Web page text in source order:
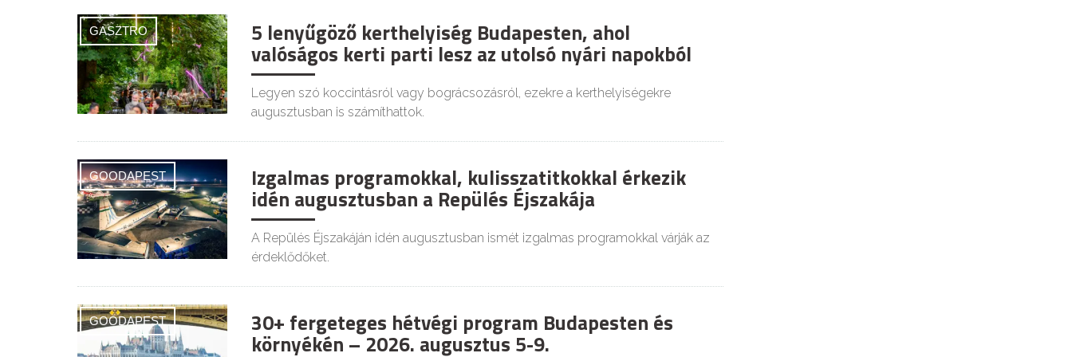
GASZTRO 5 lenyűgöző kerthelyiség Budapesten, ahol
valóságos kerti parti lesz az utolsó nyári napokból
Legyen szó koccintásról vagy bográcsozásról, ezekre a kerthelyiségekre
augusztusban is számíthattok.
GOODAPEST Izgalmas programokkal, kulisszatitkokkal érkezik
idén augusztusban a Repülés Éjszakája
A Repülés Éjszakáján idén augusztusban ismét izgalmas programokkal várják az
érdeklődőket.
GOODAPEST 30+ fergeteges hétvégi program Budapesten és
környékén – 2026. augusztus 5-9.